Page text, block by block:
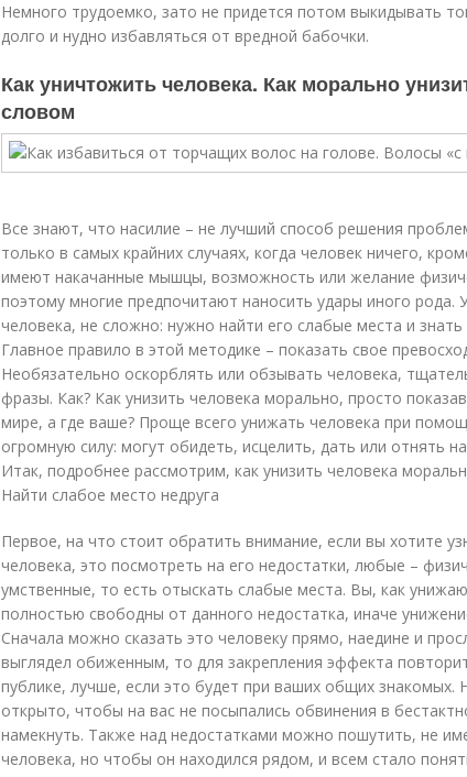
Немного трудоемко, зато не придется потом выкидывать
долго и нудно избавляться от вредной бабочки.
Как уничтожить человека. Как морально
словом
Все знают, что насилие – не лучший способ решения
только в самых крайних случаях, когда человек ничего,
имеют накачанные мышцы, возможность или желание
поэтому многие предпочитают наносить удары иного рода.
человека, не сложно: нужно найти его слабые места и знать
Главное правило в этой методике – показать свое
Необязательно оскорблять или обзывать человека,
фразы. Как? Как унизить человека морально, просто
мире, а где ваше? Проще всего унижать человека при
огромную силу: могут обидеть, исцелить, дать или отнять
Итак, подробнее рассмотрим, как унизить человека
Найти слабое место недруга
Первое, на что стоит обратить внимание, если вы хотите
человека, это посмотреть на его недостатки, любые –
умственные, то есть отыскать слабые места. Вы, как
полностью свободны от данного недостатка, иначе
Сначала можно сказать это человеку прямо, наедине и
выглядел обиженным, то для закрепления эффекта
публике, лучше, если это будет при ваших общих знакомых.
открыто, чтобы на вас не посыпались обвинения в
намекнуть. Также над недостатками можно пошутить, не
человека, но чтобы он находился рядом, и всем стало